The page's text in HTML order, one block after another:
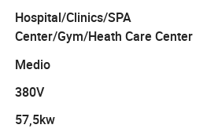
Eficiencia Celki
Inteligente
Hospital/Clinics/SPA
Center/Gym/Heath Care Center
Medio
380V
57,5kw